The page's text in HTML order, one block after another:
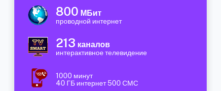
800 МБит
проводной интернет
213 каналов
интерактивное телевидение
1000 минут
40 ГБ интернет 500 СМС